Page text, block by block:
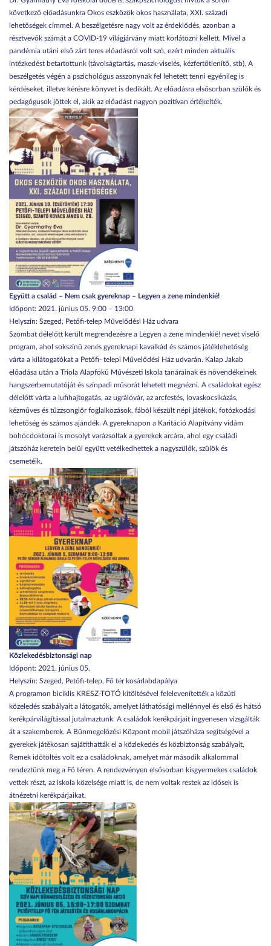
következő előadásunkra Okos eszközök okos használata, XXI. századi
lehetőségek címmel. A beszélgetésre nagy volt az érdeklődés, azonban a
résztvevők számát a COVID-19 világjárvány miatt korlátozni kellett. Mivel a
pandémia utáni első zárt teres előadásról volt szó, ezért minden aktuális
intézkedést betartottunk (távolságtartás, maszk-viselés, kézfertőtlenítő, stb). A
beszélgetés végén a pszichológus asszonynak fel lehetett tenni egyénileg is
kérdéseket, illetve kérésre könyvet is dedikált. Az előadásra elsősorban szülők és
pedagógusok jöttek el, akik az előadást nagyon pozitívan értékelték.
Együtt a család – Nem csak gyereknap – Legyen a zene mindenkié!
Időpont: 2021. június 05. 9:00 – 13:00
Helyszín: Szeged, Petőfi-telep Művelődési Ház udvara
Szombat délelőtt került megrendezésre a Legyen a zene mindenkié! nevet viselő
program, ahol sokszínű zenés gyereknapi kavalkád és számos játéklehetőség
várta a kilátogatókat a Petőfi- telepi Művelődési Ház udvarán. Kalap Jakab
előadása után a Triola Alapfokú Művészeti Iskola tanárainak és növendékeinek
hangszerbemutatóját és színpadi műsorát lehetett megnézni. A családokat egész
délelőtt várta a lufihajtogatás, az ugrálóvár, az arcfestés, lovaskocsikázás,
kézműves és tűzzsonglőr foglalkozások, fából készült népi játékok, fotózkodási
lehetőség és számos ajándék. A gyereknapon a Karitáció Alapítvány vidám
bohócdoktorai is mosolyt varázsoltak a gyerekek arcára, ahol egy családi
játszóház keretein belül együtt vetélkedhettek a nagyszülők, szülök és
csemetéik.
Közlekedésbiztonsági nap
Időpont: 2021. június 05.
Helyszín: Szeged, Petőfi-telep, Fő tér kosárlabdapálya
A programon biciklis KRESZ-TOTÓ kitöltésével felelevenítették a közúti
közeledés szabályait a látogatók, amelyet láthatósági mellénnyel és első és hátsó
kerékpárvilágítással jutalmaztunk. A családok kerékpárjait ingyenesen vizsgálták
át a szakemberek. A Bűnmegelőzési Központ mobil játszóháza segítségével a
gyerekek játékosan sajátíthatták el a közlekedés és közbiztonság szabályait,
Remek időtöltés volt ez a családoknak, amelyet már második alkalommal
rendeztünk meg a Fő téren. A rendezvényen elsősorban kisgyermekes családok
vettek részt, az iskola közelsége miatt is, de nem voltak restek az idősek is
átnézetni kerékpárjaikat.